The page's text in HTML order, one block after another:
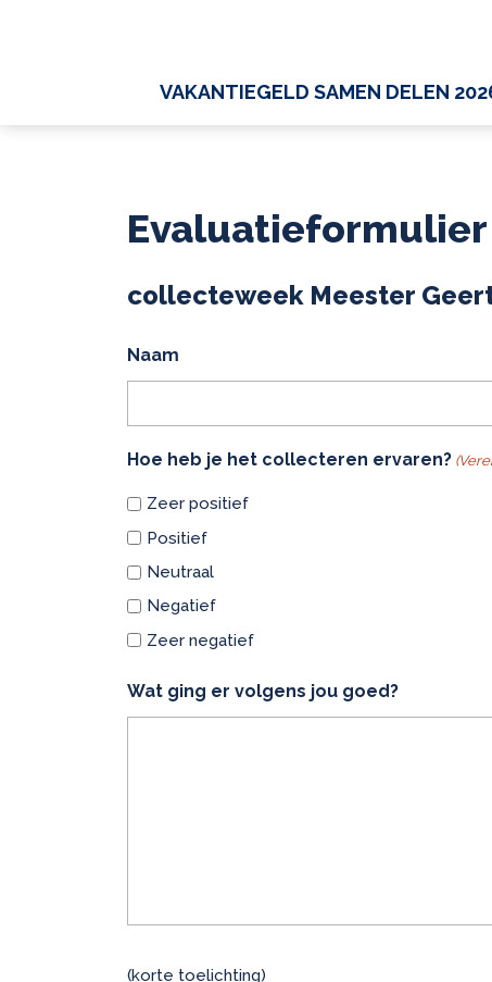
VAKANTIEGELD SAMEN DELEN
Evaluatieformulier
collecteweek Meester
Naam
Hoe heb je het collecteren ervaren?
Zeer positief
Positief
Neutraal
Negatief
Zeer negatief
Wat ging er volgens jou goed?
(korte toelichting)